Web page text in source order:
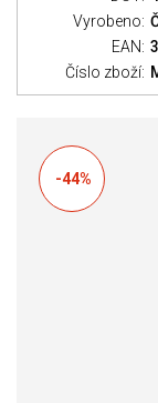
Vyrobeno:
EAN:
Číslo zboží:
-44%